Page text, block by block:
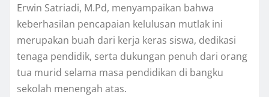
Erwin Satriadi, M.Pd, menyampaikan bahwa
keberhasilan pencapaian kelulusan mutlak ini
merupakan buah dari kerja keras siswa, dedikasi
tenaga pendidik, serta dukungan penuh dari orang
tua murid selama masa pendidikan di bangku
sekolah menengah atas.